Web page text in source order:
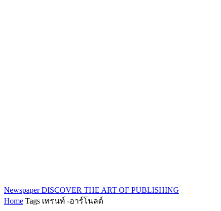
Newspaper DISCOVER THE ART OF PUBLISHING
Home Tags เทรนท์ -อาร์โนลด์